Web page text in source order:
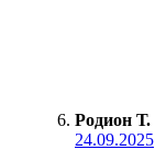
Родион Т.
24.09.2025